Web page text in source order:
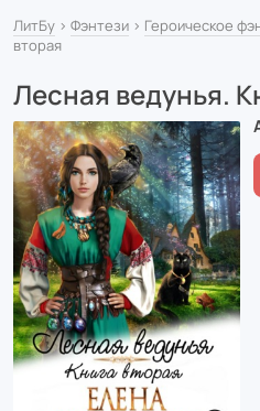
ЛитБу › Фэнтези › Героическое
вторая
Лесная ведунья.